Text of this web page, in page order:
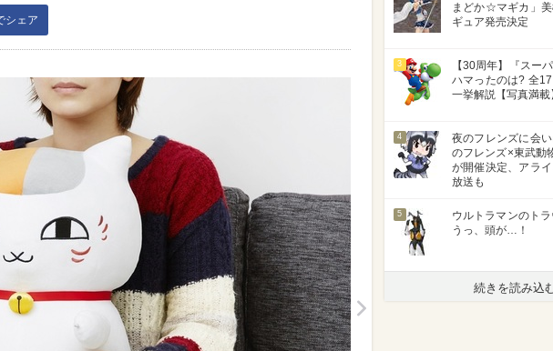
シェア
まどか☆マギカ」
ギュア発売決定
3
【30周年】『スー
ハマったのは? 全
一挙解説【写真満載
4
夜のフレンズに会
のフレンズ×東武動
が開催決定、アラ
放送も
5
ウルトラマンのト
うっ、頭が…！
続きを読み込